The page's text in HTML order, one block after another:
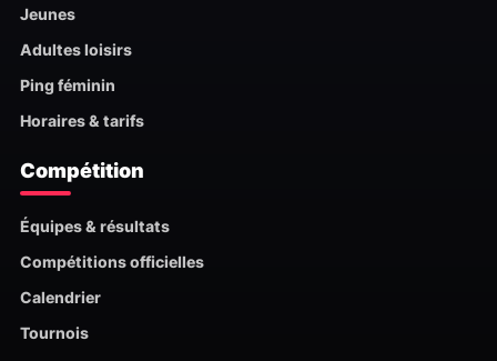
Jeunes
Adultes loisirs
Ping féminin
Horaires & tarifs
Compétition
Équipes & résultats
Compétitions officielles
Calendrier
Tournois